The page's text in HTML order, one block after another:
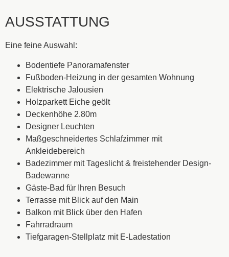
AUSSTATTUNG
Eine feine Auswahl:
Bodentiefe Panoramafenster
Fußboden-Heizung in der gesamten Wohnung
Elektrische Jalousien
Holzparkett Eiche geölt
Deckenhöhe 2.80m
Designer Leuchten
Maßgeschneidertes Schlafzimmer mit
Ankleidebereich
Badezimmer mit Tageslicht & freistehender Design-
Badewanne
Gäste-Bad für Ihren Besuch
Terrasse mit Blick auf den Main
Balkon mit Blick über den Hafen
Fahrradraum
Tiefgaragen-Stellplatz mit E-Ladestation